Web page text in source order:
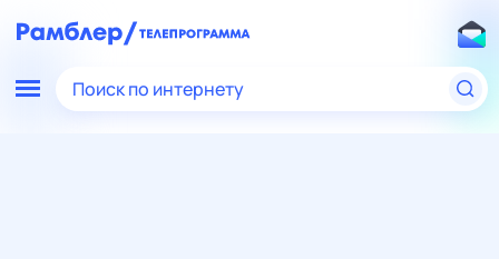
Поиск по интернету